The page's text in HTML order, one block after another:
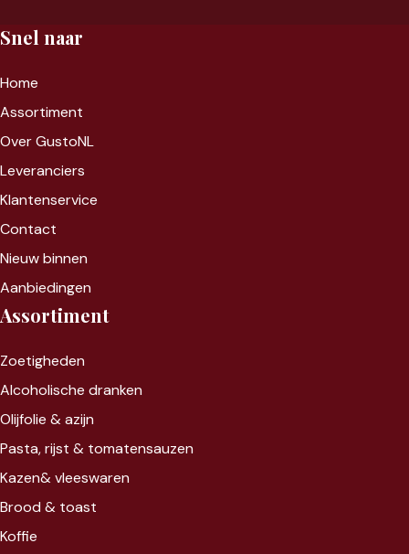
Snel naar
Home
Assortiment
Over GustoNL
Leveranciers
Klantenservice
Contact
Nieuw binnen
Aanbiedingen
Assortiment
Zoetigheden
Alcoholische dranken
Olijfolie & azijn
Pasta, rijst & tomatensauzen
Kazen&vleeswaren
Brood & toast
Koffie